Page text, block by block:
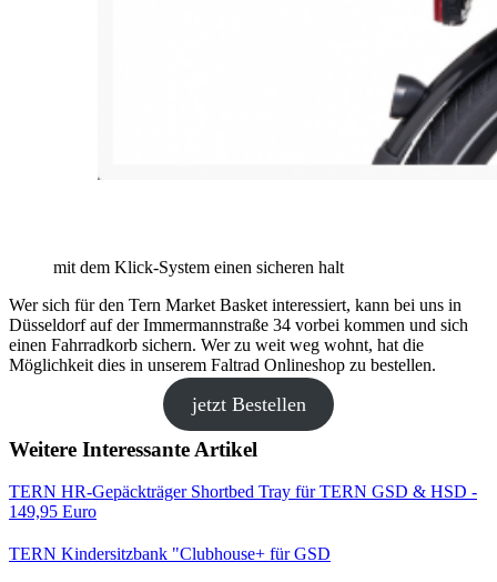
mit dem Klick-System einen sicheren halt
Wer sich für den Tern Market Basket interessiert, kann bei uns in
Düsseldorf auf der Immermannstraße 34 vorbei kommen und sich
einen Fahrradkorb sichern. Wer zu weit weg wohnt, hat die
Möglichkeit dies in unserem Faltrad Onlineshop zu bestellen.
jetzt Bestellen
Weitere Interessante Artikel
TERN HR-Gepäckträger Shortbed Tray für TERN GSD & HSD -
149,95 Euro
TERN Kindersitzbank "Clubhouse+ für GSD